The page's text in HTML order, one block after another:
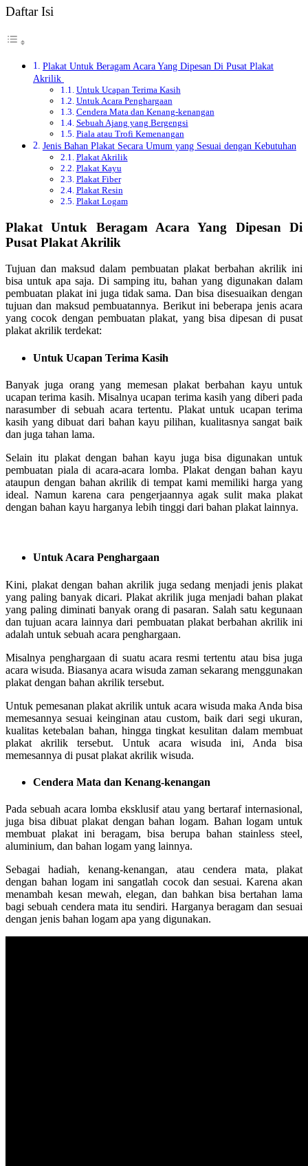
Daftar Isi
Plakat Untuk Beragam Acara Yang Dipesan Di Pusat Plakat
Akrilik
Untuk Ucapan Terima Kasih
Untuk Acara Penghargaan
Cendera Mata dan Kenang-kenangan
Sebuah Ajang yang Bergengsi
Piala atau Trofi Kemenangan
Jenis Bahan Plakat Secara Umum yang Sesuai dengan Kebutuhan
Plakat Akrilik
Plakat Kayu
Plakat Fiber
Plakat Resin
Plakat Logam
Plakat Untuk Beragam Acara Yang Dipesan Di
Pusat Plakat Akrilik
Tujuan dan maksud dalam pembuatan plakat berbahan akrilik ini
bisa untuk apa saja. Di samping itu, bahan yang digunakan dalam
pembuatan plakat ini juga tidak sama. Dan bisa disesuaikan dengan
tujuan dan maksud pembuatannya. Berikut ini beberapa jenis acara
yang cocok dengan pembuatan plakat, yang bisa dipesan di pusat
plakat akrilik terdekat:
Untuk Ucapan Terima Kasih
Banyak juga orang yang memesan plakat berbahan kayu untuk
ucapan terima kasih. Misalnya ucapan terima kasih yang diberi pada
narasumber di sebuah acara tertentu. Plakat untuk ucapan terima
kasih yang dibuat dari bahan kayu pilihan, kualitasnya sangat baik
dan juga tahan lama.
Selain itu plakat dengan bahan kayu juga bisa digunakan untuk
pembuatan piala di acara-acara lomba. Plakat dengan bahan kayu
ataupun dengan bahan akrilik di tempat kami memiliki harga yang
ideal. Namun karena cara pengerjaannya agak sulit maka plakat
dengan bahan kayu harganya lebih tinggi dari bahan plakat lainnya.
Untuk Acara Penghargaan
Kini, plakat dengan bahan akrilik juga sedang menjadi jenis plakat
yang paling banyak dicari. Plakat akrilik juga menjadi bahan plakat
yang paling diminati banyak orang di pasaran. Salah satu kegunaan
dan tujuan acara lainnya dari pembuatan plakat berbahan akrilik ini
adalah untuk sebuah acara penghargaan.
Misalnya penghargaan di suatu acara resmi tertentu atau bisa juga
acara wisuda. Biasanya acara wisuda zaman sekarang menggunakan
plakat dengan bahan akrilik tersebut.
Untuk pemesanan plakat akrilik untuk acara wisuda maka Anda bisa
memesannya sesuai keinginan atau custom, baik dari segi ukuran,
kualitas ketebalan bahan, hingga tingkat kesulitan dalam membuat
plakat akrilik tersebut. Untuk acara wisuda ini, Anda bisa
memesannya di pusat plakat akrilik wisuda.
Cendera Mata dan Kenang-kenangan
Pada sebuah acara lomba eksklusif atau yang bertaraf internasional,
juga bisa dibuat plakat dengan bahan logam. Bahan logam untuk
membuat plakat ini beragam, bisa berupa bahan stainless steel,
aluminium, dan bahan logam yang lainnya.
Sebagai hadiah, kenang-kenangan, atau cendera mata, plakat
dengan bahan logam ini sangatlah cocok dan sesuai. Karena akan
menambah kesan mewah, elegan, dan bahkan bisa bertahan lama
bagi sebuah cendera mata itu sendiri. Harganya beragam dan sesuai
dengan jenis bahan logam apa yang digunakan.